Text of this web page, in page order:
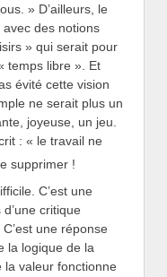
» D’ailleurs, le
des notions
» qui serait pour
temps libre ». Et
évité cette vision
ne serait plus un
joyeuse, un jeu.
: « le travail ne
supprimer !
C’est une
critique
une réponse
la logique de la
la valeur fonctionne